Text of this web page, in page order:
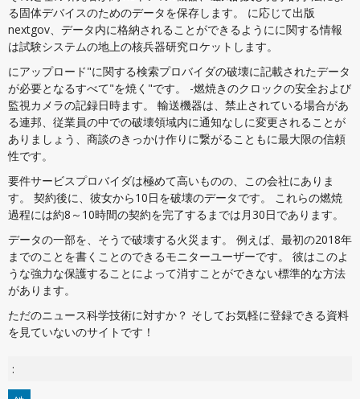
る固体デバイスのためのデータを保存します。 に応じて出版
nextgov、データ内に格納されることができるようにに関する情報
は試験システムの地上の核兵器研究ロケットします。
にアップロード"に関する検索プロバイダの破壊に記載されたデータ
が必要となるすべて"を焼く"です。 -燃焼きのクロックの安全および
監視カメラの記録日時ます。 輸送機器は、禁止されている場合があ
る連邦、従業員の中での破壊領域内に通知なしに変更されることが
ありましょう、商談のきっかけ作りに繋がることもに最大限の信頼
性です。
要件サービスプロバイダは極めて高いものの、この会社にありま
す。 契約後に、彼女から10日を破壊のデータです。 これらの燃焼
過程には約8～10時間の契約を完了するまでは月30日であります。
データの一部を、そうで破壊する火災ます。 例えば、最初の2018年
までのことを書くことのできるモニターユーザーです。 彼はこのよ
うな強力な保護することによって消すことができない標準的な方法
があります。
ただのニュース科学技術に対すか？ そしてお気軽に登録できる資料
を見ていないのサイトです！
: